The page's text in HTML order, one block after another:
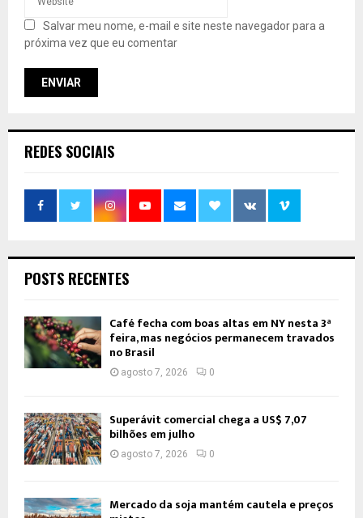
Salvar meu nome, e-mail e site neste navegador para a
próxima vez que eu comentar
REDES SOCIAIS
POSTS RECENTES
Café fecha com boas altas em NY nesta 3ª
feira, mas negócios permanecem travados
no Brasil
agosto 7, 2026 0
Superávit comercial chega a US$ 7,07
bilhões em julho
agosto 7, 2026 0
Mercado da soja mantém cautela e preços